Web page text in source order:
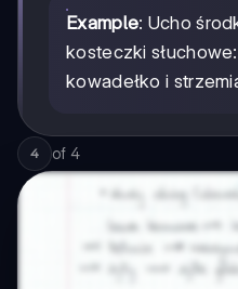
Example: Ucho
kosteczki
kowadełko i
4 of 4